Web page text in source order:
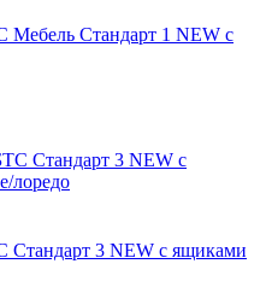
Стандарт 1 NEW с
3 NEW с ящиками